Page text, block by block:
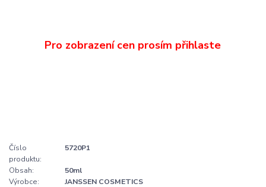
Číslo
produktu:
5720P1
Obsah:
50ml
Výrobce:
JANSSEN COSMETICS